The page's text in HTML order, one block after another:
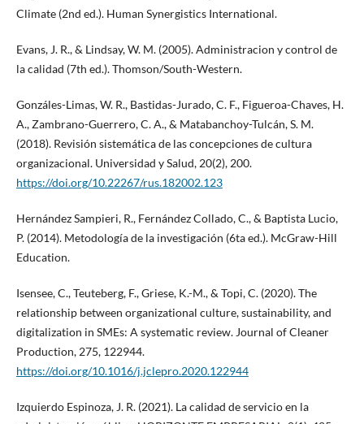
Climate (2nd ed.). Human Synergistics International.
Evans, J. R., & Lindsay, W. M. (2005). Administracion y control de
la calidad (7th ed.). Thomson/South-Western.
Gonzáles-Limas, W. R., Bastidas-Jurado, C. F., Figueroa-Chaves, H.
A., Zambrano-Guerrero, C. A., & Matabanchoy-Tulcán, S. M.
(2018). Revisión sistemática de las concepciones de cultura
organizacional. Universidad y Salud, 20(2), 200.
https://doi.org/10.22267/rus.182002.123
Hernández Sampieri, R., Fernández Collado, C., & Baptista Lucio,
P. (2014). Metodología de la investigación (6ta ed.). McGraw-Hill
Education.
Isensee, C., Teuteberg, F., Griese, K.-M., & Topi, C. (2020). The
relationship between organizational culture, sustainability, and
digitalization in SMEs: A systematic review. Journal of Cleaner
Production, 275, 122944.
https://doi.org/10.1016/j.jclepro.2020.122944
Izquierdo Espinoza, J. R. (2021). La calidad de servicio en la